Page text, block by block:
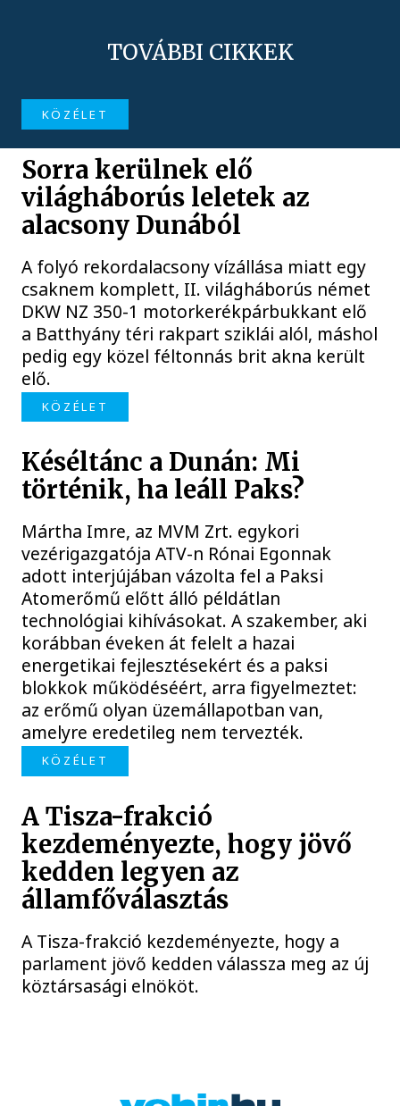
TOVÁBBI CIKKEK
KÖZÉLET
Sorra kerülnek elő
világháborús leletek az
alacsony Dunából
A folyó rekordalacsony vízállása miatt egy
csaknem komplett, II. világháborús német
DKW NZ 350-1 motorkerékpárbukkant elő
a Batthyány téri rakpart sziklái alól, máshol
pedig egy közel féltonnás brit akna került
elő.
KÖZÉLET
Késéltánc a Dunán: Mi
történik, ha leáll Paks?
Mártha Imre, az MVM Zrt. egykori
vezérigazgatója ATV-n Rónai Egonnak
adott interjújában vázolta fel a Paksi
Atomerőmű előtt álló példátlan
technológiai kihívásokat. A szakember, aki
korábban éveken át felelt a hazai
energetikai fejlesztésekért és a paksi
blokkok működéséért, arra figyelmeztet:
az erőmű olyan üzemállapotban van,
amelyre eredetileg nem tervezték.
KÖZÉLET
A Tisza-frakció
kezdeményezte, hogy jövő
kedden legyen az
államfőválasztás
A Tisza-frakció kezdeményezte, hogy a
parlament jövő kedden válassza meg az új
köztársasági elnököt.